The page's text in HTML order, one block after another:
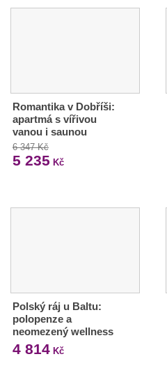
Romantika v Dobříši:
apartmá s vířivou
vanou i saunou
6 347 Kč
5 235 Kč
Polský ráj u Baltu:
polopenze a
neomezený wellness
4 814 Kč